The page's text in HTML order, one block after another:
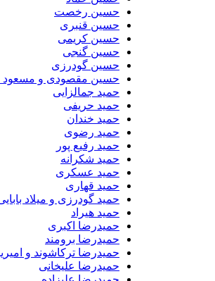
حسین رخصت
حسین قنبری
حسین کریمی
حسین گنجی
حسین گودرزی
حسین مقصودی و مسعود اتمام
حمید جمالزایی
حمید حریفی
حمید خندان
حمید رضوی
حمید رفیع پور
حمید شکرانه
حمید عسکری
حمید قهاری
حمید گودرزی و میلاد بابایی
حمید هیراد
حمیدرضا اکبری
حمیدرضا برومند
حمیدرضا ترکاشوند و امیریل ارجمند
حمیدرضا علیخانی